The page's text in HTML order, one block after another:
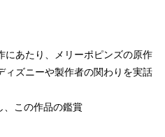
にあたり、メリーポピンズの原作
ィズニーや製作者の関わりを実話
、この作品の鑑賞